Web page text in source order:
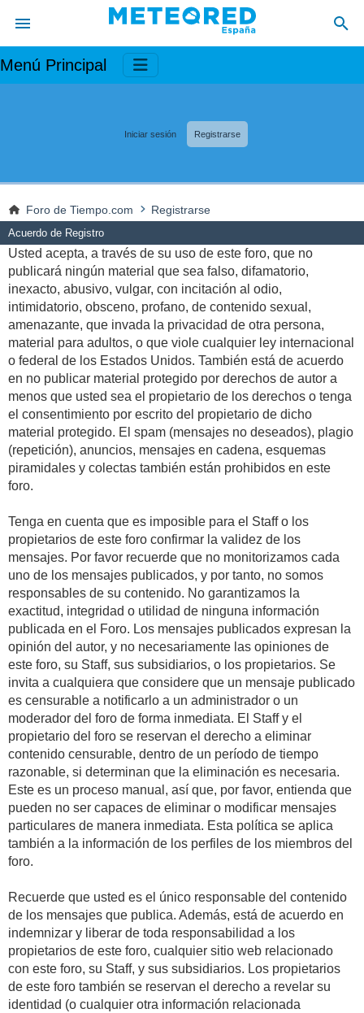
Menú Principal
Iniciar sesión Registrarse
Foro de Tiempo.com Registrarse
Acuerdo de Registro
Usted acepta, a través de su uso de este foro, que no
publicará ningún material que sea falso, difamatorio,
inexacto, abusivo, vulgar, con incitación al odio,
intimidatorio, obsceno, profano, de contenido sexual,
amenazante, que invada la privacidad de otra persona,
material para adultos, o que viole cualquier ley internacional
o federal de los Estados Unidos. También está de acuerdo
en no publicar material protegido por derechos de autor a
menos que usted sea el propietario de los derechos o tenga
el consentimiento por escrito del propietario de dicho
material protegido. El spam (mensajes no deseados), plagio
(repetición), anuncios, mensajes en cadena, esquemas
piramidales y colectas también están prohibidos en este
foro.
Tenga en cuenta que es imposible para el Staff o los
propietarios de este foro confirmar la validez de los
mensajes. Por favor recuerde que no monitorizamos cada
uno de los mensajes publicados, y por tanto, no somos
responsables de su contenido. No garantizamos la
exactitud, integridad o utilidad de ninguna información
publicada en el Foro. Los mensajes publicados expresan la
opinión del autor, y no necesariamente las opiniones de
este foro, su Staff, sus subsidiarios, o los propietarios. Se
invita a cualquiera que considere que un mensaje publicado
es censurable a notificarlo a un administrador o un
moderador del foro de forma inmediata. El Staff y el
propietario del foro se reservan el derecho a eliminar
contenido censurable, dentro de un período de tiempo
razonable, si determinan que la eliminación es necesaria.
Este es un proceso manual, así que, por favor, entienda que
pueden no ser capaces de eliminar o modificar mensajes
particulares de manera inmediata. Esta política se aplica
también a la información de los perfiles de los miembros del
foro.
Recuerde que usted es el único responsable del contenido
de los mensajes que publica. Además, está de acuerdo en
indemnizar y liberar de toda responsabilidad a los
propietarios de este foro, cualquier sitio web relacionado
con este foro, su Staff, y sus subsidiarios. Los propietarios
de este foro también se reservan el derecho a revelar su
identidad (o cualquier otra información relacionada